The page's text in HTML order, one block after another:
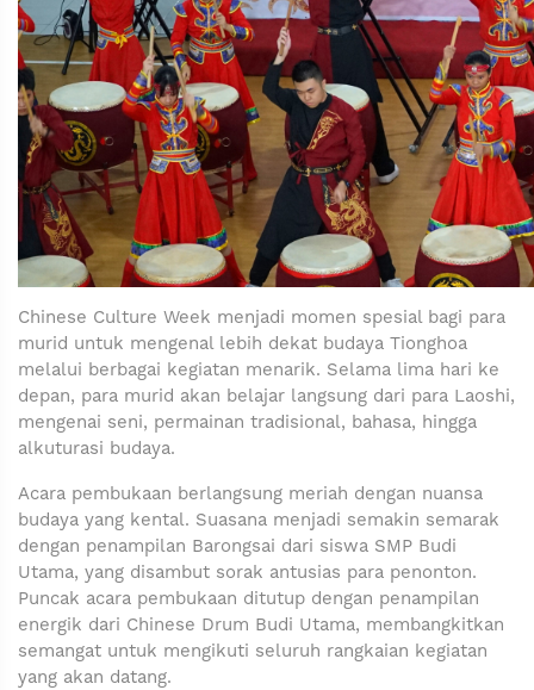
Chinese Culture Week menjadi momen spesial bagi para
murid untuk mengenal lebih dekat budaya Tionghoa
melalui berbagai kegiatan menarik. Selama lima hari ke
depan, para murid akan belajar langsung dari para Laoshi,
mengenai seni, permainan tradisional, bahasa, hingga
alkuturasi budaya.
Acara pembukaan berlangsung meriah dengan nuansa
budaya yang kental. Suasana menjadi semakin semarak
dengan penampilan Barongsai dari siswa SMP Budi
Utama, yang disambut sorak antusias para penonton.
Puncak acara pembukaan ditutup dengan penampilan
energik dari Chinese Drum Budi Utama, membangkitkan
semangat untuk mengikuti seluruh rangkaian kegiatan
yang akan datang.